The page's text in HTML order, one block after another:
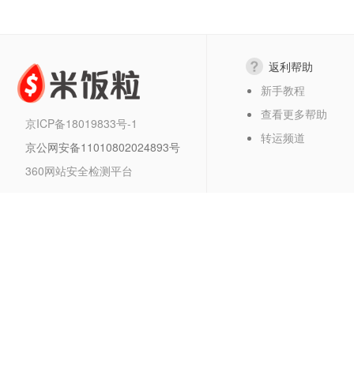
京ICP备18019833号-1
京公网安备11010802024893号
360网站安全检测平台
返利帮助
新手教程
查看更多帮助
转运频道